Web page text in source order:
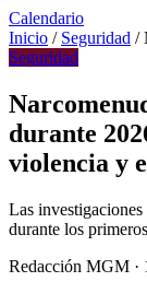
Calendario
Inicio / Seguridad /
Seguridad
durante
violencia y
Las
durante los
Redacción MGM ·